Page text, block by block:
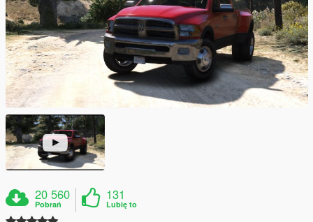
20 560
Pobrań
131
Lubię to